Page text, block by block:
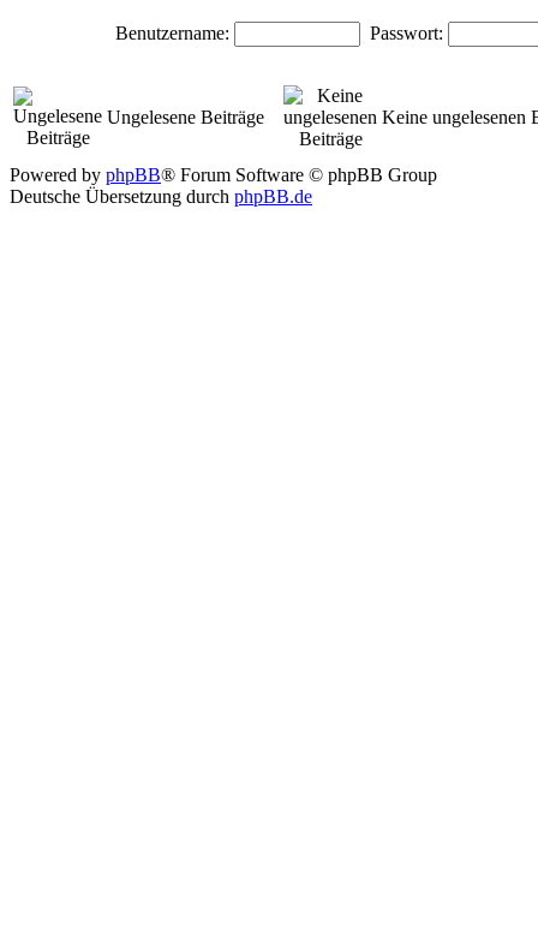
Benutzername: Passwort:
Ungelesene Beiträge Keine ungelesenen
Powered by phpBB® Forum Software © phpBB Group
Deutsche Übersetzung durch phpBB.de